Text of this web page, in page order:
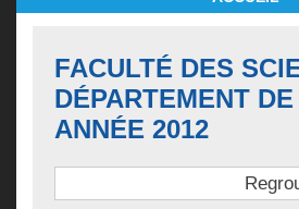
FACULTÉ DES
DÉPARTEMENT
ANNÉE 2012